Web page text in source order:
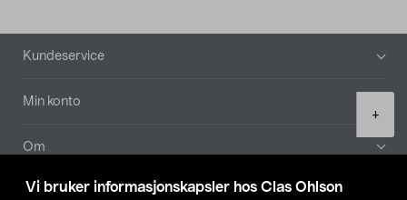
Vi bruker informasjonskapsler hos Clas Ohlson
+
Bunntekst
Kundeservice
Min konto
Om
Aktuelt